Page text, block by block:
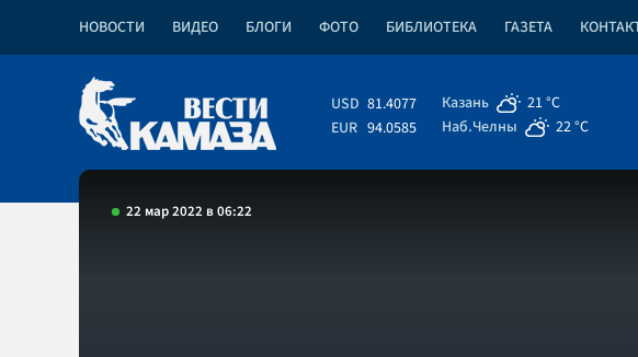
НОВОСТИ ВИДЕО БЛОГИ ФОТО БИБЛИОТЕКА ГАЗЕТА
USD 81.4077
EUR 94.0585
Казань
21 °C
Наб.Челны
22 °C
22 мар 2022 в 06:22